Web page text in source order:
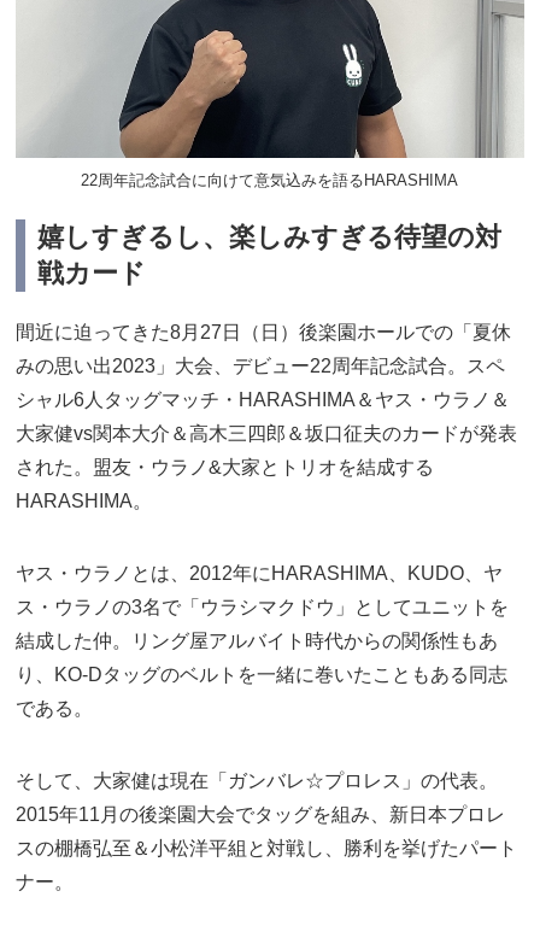
22周年記念試合に向けて意気込みを語るHARASHIMA
嬉しすぎるし、楽しみすぎる待望の対
戦カード
間近に迫ってきた8月27日（日）後楽園ホールでの「夏休
みの思い出2023」大会、デビュー22周年記念試合。スペ
シャル6人タッグマッチ・HARASHIMA＆ヤス・ウラノ＆
大家健vs関本大介＆高木三四郎＆坂口征夫のカードが発表
された。盟友・ウラノ&大家とトリオを結成する
HARASHIMA。
ヤス・ウラノとは、2012年にHARASHIMA、KUDO、ヤ
ス・ウラノの3名で「ウラシマクドウ」としてユニットを
結成した仲。リング屋アルバイト時代からの関係性もあ
り、KO-Dタッグのベルトを一緒に巻いたこともある同志
である。
そして、大家健は現在「ガンバレ☆プロレス」の代表。
2015年11月の後楽園大会でタッグを組み、新日本プロレ
スの棚橋弘至＆小松洋平組と対戦し、勝利を挙げたパート
ナー。